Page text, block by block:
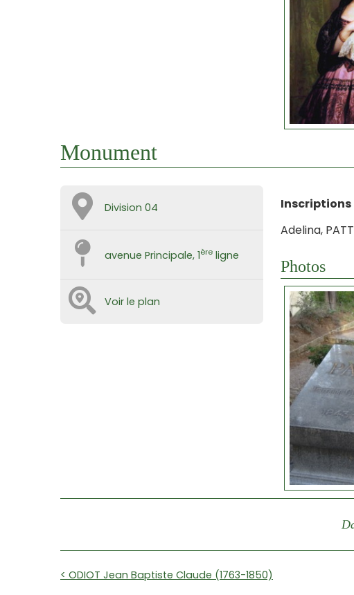
Monument
Division 04
avenue Principale, 1ère ligne
Voir le plan
Inscriptions
Adelina,
Photos
< ODIOT Jean Baptiste Claude (1763-1850)